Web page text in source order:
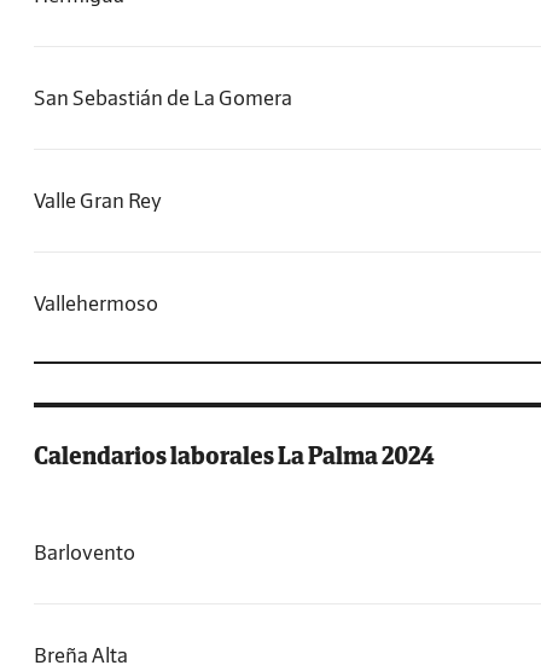
San Sebastián de La Gomera
Valle Gran Rey
Vallehermoso
Calendarios laborales La Palma 2024
Barlovento
Breña Alta